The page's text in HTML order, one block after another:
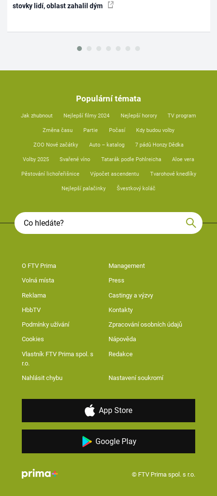
stovky lidí, oblast zahalil dým
Populární témata
Jak zhubnout Nejlepší filmy 2024 Nejlepší horory TV program
Změna času Partie Počasí Kdy budou volby
ZOO Nové začátky Auto – katalog 7 pádů Honzy Dědka
Volby 2025 Svařené víno Tatarák podle Pohlreicha Aloe vera
Pěstování lichořeřišnice Výpočet ascendentu Tvarohové knedlíky
Nejlepší palačinky Švestkový koláč
O FTV Prima Management
Volná místa Press
Reklama Castingy a výzvy
HbbTV Kontakty
Podmínky užívání Zpracování osobních údajů
Cookies Nápověda
Vlastník FTV Prima spol. s
r.o.
Redakce
Nahlásit chybu Nastavení soukromí
App Store
Google Play
© FTV Prima spol. s r.o.